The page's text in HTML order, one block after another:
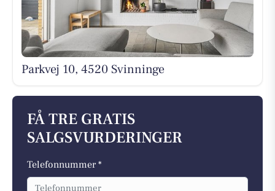
Parkvej 10, 4520 Svinninge
FÅ TRE GRATIS
SALGSVURDERINGER
Telefonnummer *